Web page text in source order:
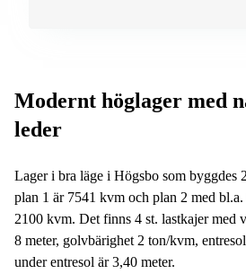
Modernt höglager med
leder
Lager i bra läge i Högsbo som byggdes
plan 1 är 7541 kvm och plan 2 med
2100 kvm. Det finns 4 st. lastkajer med
8 meter, golvbärighet 2 ton/kvm,
under entresol är 3,40 meter.